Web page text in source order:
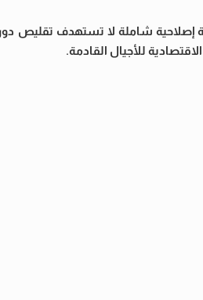
شاملة لا تستهدف تقليص دور
للأجيال القادمة.